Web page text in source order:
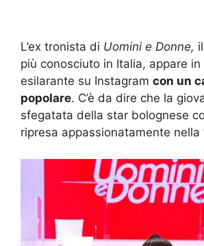
L’ex tronista di Uomini e Donne,
più conosciuto in Italia, appare
esilarante su Instagram con un
popolare. C’è da dire che la
sfegatata della star bolognese
ripresa appassionatamente nella